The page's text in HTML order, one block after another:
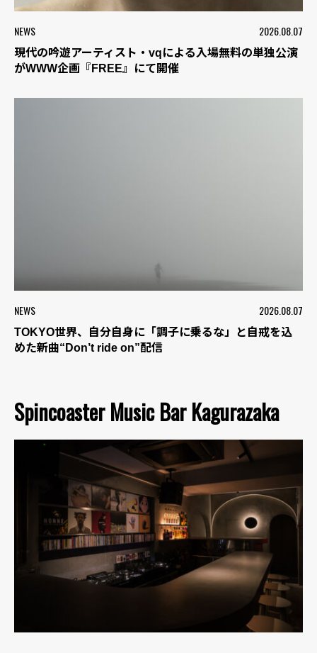
NEWS 2026.08.07
現代の吟遊アーティスト・vqによる入場無料の単独公演
がWWW企画『FREE』にて開催
NEWS 2026.08.07
TOKYO世界、自分自身に「調子に乗るな」と自戒を込
めた新曲“Don’t ride on”配信
Spincoaster Music Bar Kagurazaka